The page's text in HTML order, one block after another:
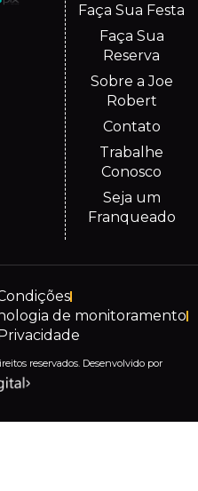
Faça Sua Festa
Faça Sua
Reserva
Sobre a Joe
Robert
Contato
Trabalhe
Conosco
Seja um
Franqueado
de monitoramento
reservados. Desenvolvido por